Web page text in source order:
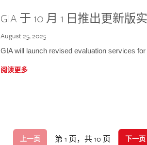
GIA 于 10 月 1 日推出更新版
August 25, 2025
GIA will launch revised evaluation services
阅读更多
上一页 第 1 页，共 10 页 下一页